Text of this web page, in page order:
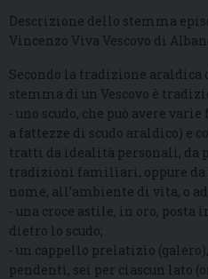
Descrizione dello stemma
Vincenzo Viva Vescovo di
Secondo la tradizione araldica
stemma di un Vescovo è
- uno scudo, che può avere
a fattezze di scudo araldico) e
tratti da idealità personali, da
tradizioni familiari, oppure
nome, all’ambiente di vita, o
- una croce astile, in oro,
dietro lo scudo;
- un cappello prelatizio
pendenti, sei per ciascun lato